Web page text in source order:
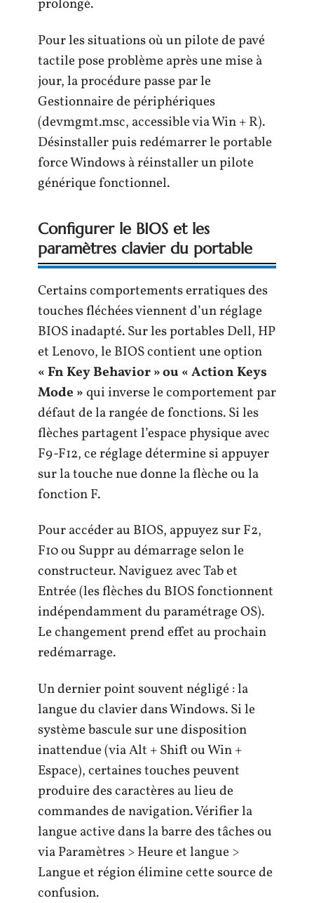
prolongé.
Pour les situations où un pilote de pavé
tactile pose problème après une mise à
jour, la procédure passe par le
Gestionnaire de périphériques
(devmgmt.msc, accessible via Win + R).
Désinstaller puis redémarrer le portable
force Windows à réinstaller un pilote
générique fonctionnel.
Configurer le BIOS et les
paramètres clavier du portable
Certains comportements erratiques des
touches fléchées viennent d’un réglage
BIOS inadapté. Sur les portables Dell, HP
et Lenovo, le BIOS contient une option
« Fn Key Behavior » ou « Action Keys
Mode »qui inverse le comportement par
défaut de la rangée de fonctions. Si les
flèches partagent l’espace physique avec
F9-F12, ce réglage détermine si appuyer
sur la touche nue donne la flèche ou la
fonction F.
Pour accéder au BIOS, appuyez sur F2,
F10 ou Suppr au démarrage selon le
constructeur. Naviguez avec Tab et
Entrée (les flèches du BIOS fonctionnent
indépendamment du paramétrage OS).
Le changement prend effet au prochain
redémarrage.
Un dernier point souvent négligé : la
langue du clavier dans Windows. Si le
système bascule sur une disposition
inattendue (via Alt + Shift ou Win +
Espace), certaines touches peuvent
produire des caractères au lieu de
commandes de navigation. Vérifier la
langue active dans la barre des tâches ou
via Paramètres > Heure et langue >
Langue et région élimine cette source de
confusion.